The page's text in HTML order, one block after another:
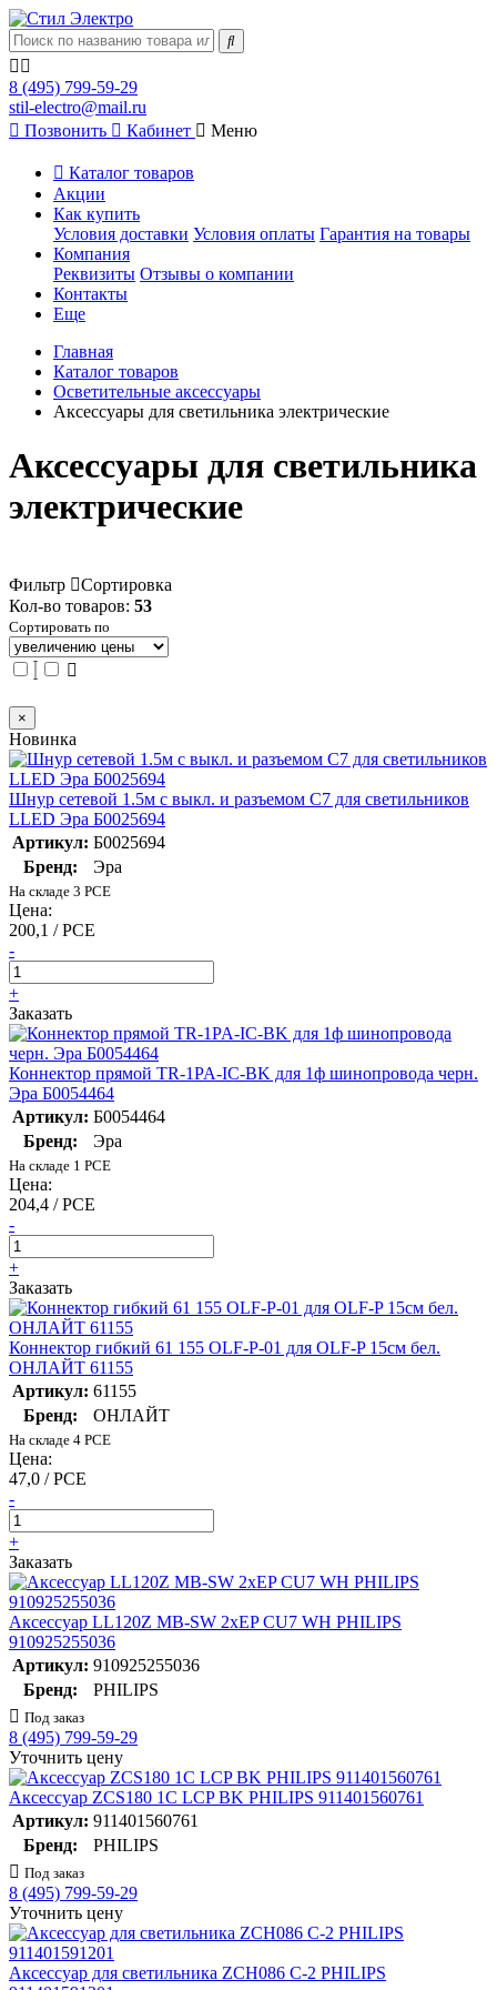
8 (495) 799-59-29
stil-electro@mail.ru
Позвонить
Кабинет Меню
Каталог товаров
Акции
Как купить
Условия доставки Условия оплаты Гарантия на товары
Компания
Реквизиты Отзывы о компании
Контакты
Еще
Главная
Каталог товаров
Осветительные аксессуары
Аксессуары для светильника электрические
Аксессуары для светильника
электрические
Фильтр
Сортировка
Кол-во товаров: 53
Сортировать по
×
Новинка
Шнур сетевой 1.5м с выкл. и разъемом C7 для светильников
LLED Эра Б0025694
Артикул: Б0025694
Бренд:
Эра
На складе 3 PCE
Цена:
200,1 / PCE
-
+
Заказать
Коннектор прямой TR-1PA-IC-BK для 1ф шинопровода черн.
Эра Б0054464
Артикул: Б0054464
Бренд:
Эра
На складе 1 PCE
Цена:
204,4 / PCE
-
+
Заказать
Коннектор гибкий 61 155 OLF-P-01 для OLF-P 15см бел.
ОНЛАЙТ 61155
Артикул: 61155
Бренд:
ОНЛАЙТ
На складе 4 PCE
Цена:
47,0 / PCE
-
+
Заказать
Аксессуар LL120Z MB-SW 2хEP CU7 WH PHILIPS
910925255036
Артикул: 910925255036
Бренд:
PHILIPS
Под заказ
8 (495) 799-59-29
Уточнить цену
Аксессуар ZCS180 1C LCP BK PHILIPS 911401560761
Артикул: 911401560761
Бренд:
PHILIPS
Под заказ
8 (495) 799-59-29
Уточнить цену
Аксессуар для светильника ZCH086 C-2 PHILIPS